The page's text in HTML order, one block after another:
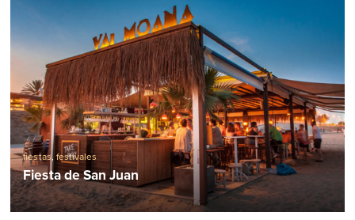
fiestas, festivales
Fiesta de San Juan